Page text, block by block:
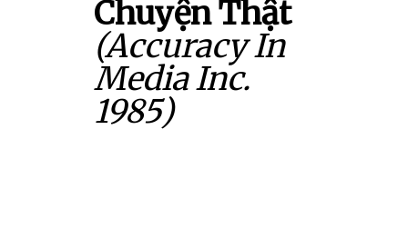
Chuyện Thật
(Accuracy In
Media Inc.
1985)